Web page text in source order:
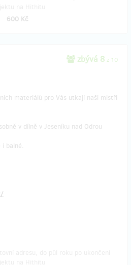
600 Kč
zbývá 8 z 10
materiálů pro Vás utkají naši mistři
v dílně v Jeseníku nad Odrou
i balné.